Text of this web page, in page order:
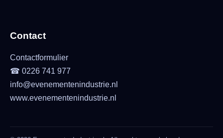
Contact
Contactformulier
☎ 0226 741 977
info@evenementenindustrie.nl
www.evenementenindustrie.nl